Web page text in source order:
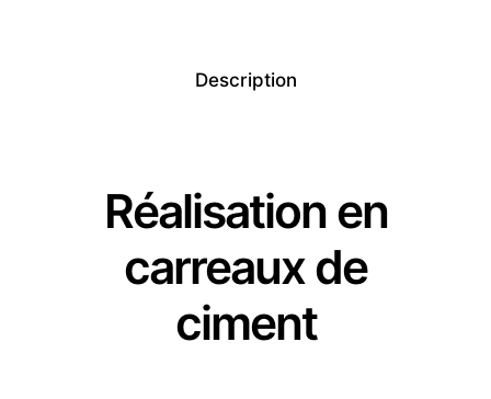
Description
Réalisation en
carreaux de
ciment